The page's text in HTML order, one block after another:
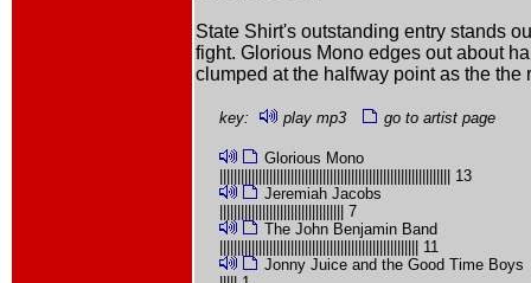
State Shirt's outstanding entry stands
fight. Glorious Mono edges out about
clumped at the halfway point as the the
key: play mp3 go to artist page
Glorious Mono
||||||||||||||||||||||||||||||||||||||||||||||||||||||||||||||||| 13
Jeremiah Jacobs
||||||||||||||||||||||||||||||||||| 7
The John Benjamin Band
|||||||||||||||||||||||||||||||||||||||||||||||||||||||| 11
Jonny Juice and the Good Time Boys